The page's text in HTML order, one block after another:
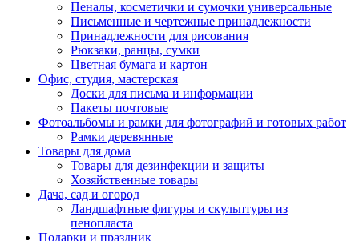
Пеналы, косметички и сумочки универсальные
Письменные и чертежные принадлежности
Принадлежности для рисования
Рюкзаки, ранцы, сумки
Цветная бумага и картон
Офис, студия, мастерская
Доски для письма и информации
Пакеты почтовые
Фотоальбомы и рамки для фотографий и готовых работ
Рамки деревянные
Товары для дома
Товары для дезинфекции и защиты
Хозяйственные товары
Дача, сад и огород
Ландшафтные фигуры и скульптуры из
пенопласта
Подарки и праздник